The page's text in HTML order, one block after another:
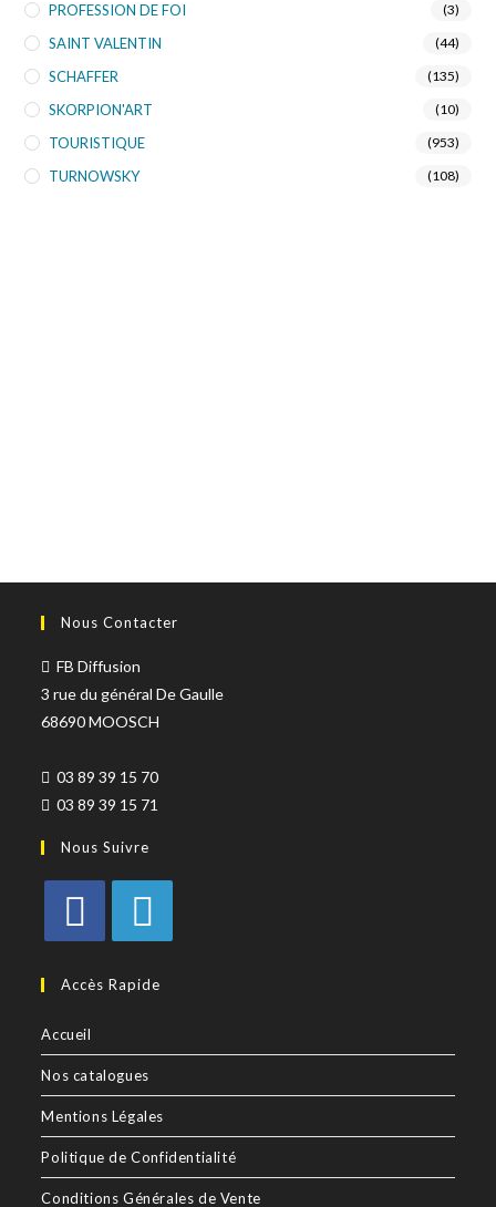
PROFESSION DE FOI (3)
SAINT VALENTIN (44)
SCHAFFER (135)
SKORPION'ART (10)
TOURISTIQUE (953)
TURNOWSKY (108)
Nous Contacter
FB Diffusion
3 rue du général De Gaulle
68690 MOOSCH
03 89 39 15 70
03 89 39 15 71
Nous Suivre
Accès Rapide
Accueil
Nos catalogues
Mentions Légales
Politique de Confidentialité
Conditions Générales de Vente